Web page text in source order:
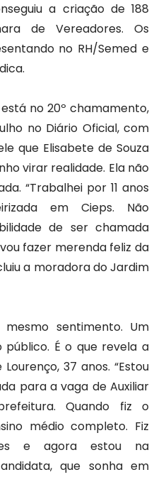
a criação de 188
de Vereadores. Os
no RH/Semed e
no 20º chamamento,
no Diário Oficial, com
que Elisabete de Souza
virar realidade. Ela não
“Trabalhei por 11 anos
em Cieps. Não
de ser chamada
fazer merenda feliz da
a moradora do Jardim
sentimento. Um
É o que revela a
37 anos. “Estou
para a vaga de Auxiliar
Quando fiz o
médio completo. Fiz
e agora estou na
que sonha em